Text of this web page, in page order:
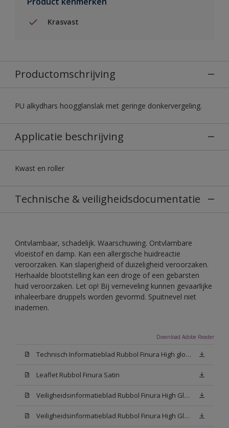
Krasvast
Productomschrijving
PU alkydhars hoogglanslak met geringe donkervergeling.
Applicatie beschrijving
Kwast en roller
Technische & veiligheidsdocumentatie
Ontvlambaar, schadelijk. Waarschuwing. Ontvlambare
vloeistof en damp. Kan een allergische huidreactie
veroorzaken. Kan slaperigheid of duizeligheid veroorzaken.
Herhaalde blootstelling kan een droge of een gebarsten
huid veroorzaken. Let op! Bij verneveling kunnen gevaarlijke
inhaleerbare druppels worden gevormd. Spuitnevel niet
inademen.
Download Adobe Reader
Technisch Informatieblad Rubbol Finura High gloss (PDF)
Leaflet Rubbol Finura Satin
Veiligheidsinformatieblad Rubbol Finura High Gloss W05 (MSDS)
Veiligheidsinformatieblad Rubbol Finura High Gloss White (MSDS)